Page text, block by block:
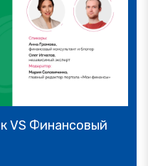
VS Финансовый